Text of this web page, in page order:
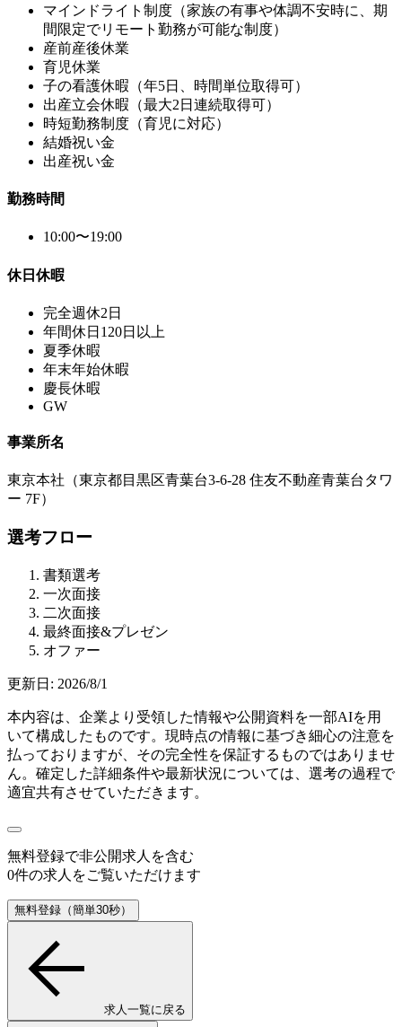
マインドライト制度（家族の有事や体調不安時に、期
間限定でリモート勤務が可能な制度）
産前産後休業
育児休業
子の看護休暇（年5日、時間単位取得可）
出産立会休暇（最大2日連続取得可）
時短勤務制度（育児に対応）
結婚祝い金
出産祝い金
勤務時間
10:00〜19:00
休日休暇
完全週休2日
年間休日120日以上
夏季休暇
年末年始休暇
慶長休暇
GW
事業所名
東京本社（東京都目黒区青葉台3-6-28 住友不動産青葉台タワ
ー 7F）
選考フロー
書類選考
一次面接
二次面接
最終面接&プレゼン
オファー
更新日: 2026/8/1
本内容は、企業より受領した情報や公開資料を一部AIを用
いて構成したものです。現時点の情報に基づき細心の注意を
払っておりますが、その完全性を保証するものではありませ
ん。確定した詳細条件や最新状況については、選考の過程で
適宜共有させていただきます。
無料登録で非公開求人 を含む
0件の求人をご覧いただけます
無料登録（簡単30秒）
求人一覧に戻る